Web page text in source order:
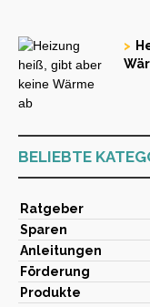
BELIEBTE
Ratgeber
Sparen
Anleitungen
Förderung
Produkte